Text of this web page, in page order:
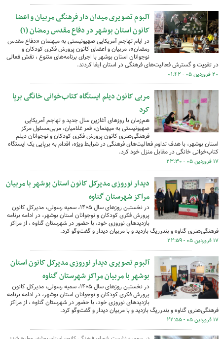
آلبوم تصویری میدان دار فرهنگی مربیان و اعضا
کانون استان بوشهر در دفاع مقدس رمضان (۱)
در ایام تهاجم آمریکایی صهیونیستی به میهنمان «دفاع مقدس
رمضان»، مربیان و اعضای کانون پرورش فکری کودکان و
نوجوانان استان بوشهر با اجرای برنامه‌های متنوع ، نقش فعالی
در تقویت و گسترش فعالیت‌های فرهنگی در استان ایفا کردند.
۲۰ فروردین ۰۵ - ۰۱:۴۲
مربی کانون دیلم ایستگاه کتاب‌خوانی خانگی برپا
کرد
هم‌زمان با روزهای آغازین سال جدید و تهاجم آمریکایی
صهیونیستی به میهنمان، قمر غلامیان، مربی‌مسئول مرکز
فرهنگی‌هنری کانون پرورش فکری کودکان و نوجوانان دیلم
استان بوشهر، با هدف تداوم فعالیت‌های فرهنگی در شرایط ویژه، اقدام به برپایی یک ایستگاه
کتاب‌خوانی خانگی در مقابل منزل خود کرد.
۱۷ فروردین ۰۵ - ۲۳:۳۰
دیدار نوروزی مدیرکل کانون استان بوشهر با مربیان
مراکز شهرستان گناوه
در نخستین روزهای سال ۱۴۰۵، سمیه رسولی، مدیرکل کانون
پرورش فکری کودکان و نوجوانان استان بوشهر، در ادامه برنامه
بازدیدهای نوروزی خود، با حضور در شهرستان گناوه ، از مراکز
فرهنگی‌هنری گناوه و بندرریگ بازدید و با مربیان دیدار و گفت‌وگو کرد.
۱۷ فروردین ۰۵ - ۲۲:۵۹
آلبوم تصویری دیدار نوروزی مدیرکل کانون استان
بوشهر با مربیان مراکز شهرستان گناوه
در نخستین روزهای سال ۱۴۰۵، سمیه رسولی، مدیرکل کانون
پرورش فکری کودکان و نوجوانان استان بوشهر، در ادامه برنامه
بازدیدهای نوروزی خود، با حضور در شهرستان گناوه ، از مراکز
فرهنگی‌هنری گناوه و بندرریگ بازدید و با مربیان دیدار و گفت‌وگو کرد.
۱۷ فروردین ۰۵ - ۲۲:۵۵